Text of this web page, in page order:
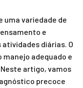
uma variedade de
e
diárias. O
adequado e
artigo, vamos
precoce